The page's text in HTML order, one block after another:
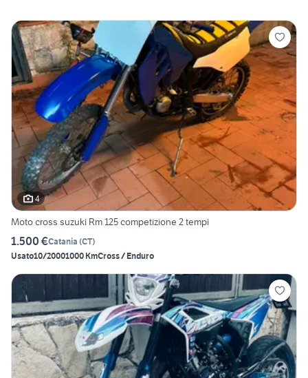
4
Moto cross suzuki Rm 125 competizione 2 tempi
1.500 €Catania (CT)
Usato10/20001000 KmCross / Enduro